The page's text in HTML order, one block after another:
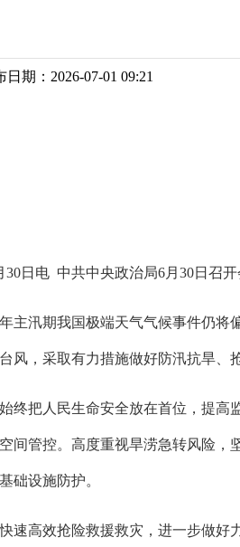
日期：2026-07-01 09:21
30日电 中共中央政治局6月30日召
主汛期我国极端天气气候事件仍将
风，采取有力措施做好防汛抗旱、
终把人民生命安全放在首位，提高
间管控。高度重视旱涝急转风险
础设施防护。
速高效抢险救援救灾，进一步做好